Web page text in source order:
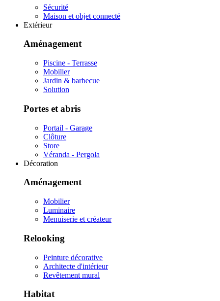
Sécurité
Maison et objet connecté
Extérieur
Aménagement
Piscine - Terrasse
Mobilier
Jardin & barbecue
Solution
Portes et abris
Portail - Garage
Clôture
Store
Véranda - Pergola
Décoration
Aménagement
Mobilier
Luminaire
Menuiserie et créateur
Relooking
Peinture décorative
Architecte d'intérieur
Revêtement mural
Habitat